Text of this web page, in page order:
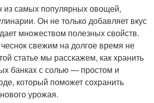
из самых популярных овощей,
Он не только добавляет вкус
множеством полезных свойств.
свежим на долгое время не
статье мы расскажем, как хранить
банках с солью — простом и
который поможет сохранить
урожая.